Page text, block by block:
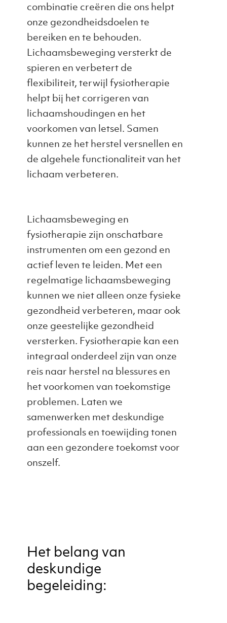
combinatie creëren die ons helpt
onze gezondheidsdoelen te
bereiken en te behouden.
Lichaamsbeweging versterkt de
spieren en verbetert de
flexibiliteit, terwijl fysiotherapie
helpt bij het corrigeren van
lichaamshoudingen en het
voorkomen van letsel. Samen
kunnen ze het herstel versnellen en
de algehele functionaliteit van het
lichaam verbeteren.
Lichaamsbeweging en
fysiotherapie zijn onschatbare
instrumenten om een gezond en
actief leven te leiden. Met een
regelmatige lichaamsbeweging
kunnen we niet alleen onze fysieke
gezondheid verbeteren, maar ook
onze geestelijke gezondheid
versterken. Fysiotherapie kan een
integraal onderdeel zijn van onze
reis naar herstel na blessures en
het voorkomen van toekomstige
problemen. Laten we
samenwerken met deskundige
professionals en toewijding tonen
aan een gezondere toekomst voor
onszelf.
Het belang van
deskundige
begeleiding: